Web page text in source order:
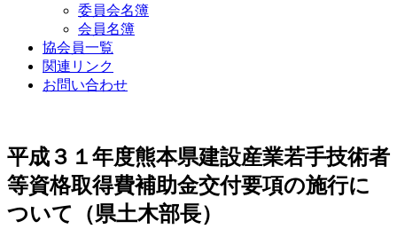
委員会名簿
会員名簿
協会員一覧
関連リンク
お問い合わせ
平成３１年度熊本県建設産業若手技術者
等資格取得費補助金交付要項の施行に
ついて（県土木部長）